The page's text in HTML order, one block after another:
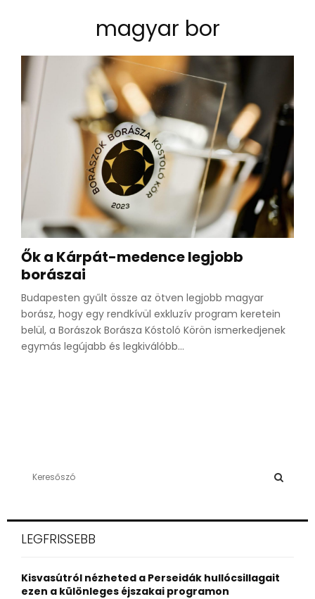
magyar bor
Ők a Kárpát-medence legjobb
borászai
Budapesten gyűlt össze az ötven legjobb magyar
borász, hogy egy rendkívül exkluzív program keretein
belül, a Borászok Borásza Kóstoló Körön ismerkedjenek
egymás legújabb és legkiválóbb...
h
o
r
LEGFRISSEBB
Kisvasútról nézheted a Perseidák hullócsillagait
ezen a különleges éjszakai programon